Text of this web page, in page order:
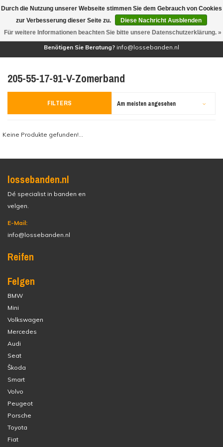
(0)
Benötigen Sie Beratung? info@lossebanden.nl
205-55-17-91-V-Zomerband
FILTERS Am meisten angesehen
Keine Produkte gefunden!...
lossebanden.nl
Dé specialist in banden en
velgen.
E-Mail:
info@lossebanden.nl
Reifen
Felgen
BMW
Mini
Volkswagen
Mercedes
Audi
Seat
Škoda
Smart
Volvo
Peugeot
Porsche
Toyota
Fiat
Durch die Nutzung unserer Webseite stimmen Sie dem Gebrauch von Cookies
zur Verbesserung dieser Seite zu.
Diese Nachricht Ausblenden
Für weitere Informationen beachten Sie bitte unsere Datenschutzerklärung. »